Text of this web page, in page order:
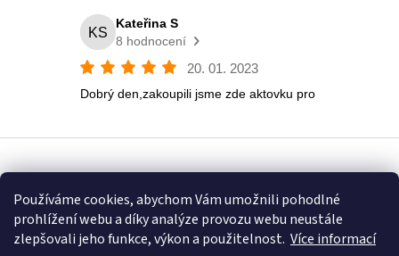
Používáme cookies, abychom Vám umožnili pohodlné
prohlížení webu a díky analýze provozu webu neustále
zlepšovali jeho funkce, výkon a použitelnost. Více informací
Copyright 2026Eshop U Terezky. Všechna práva vyhrazena.